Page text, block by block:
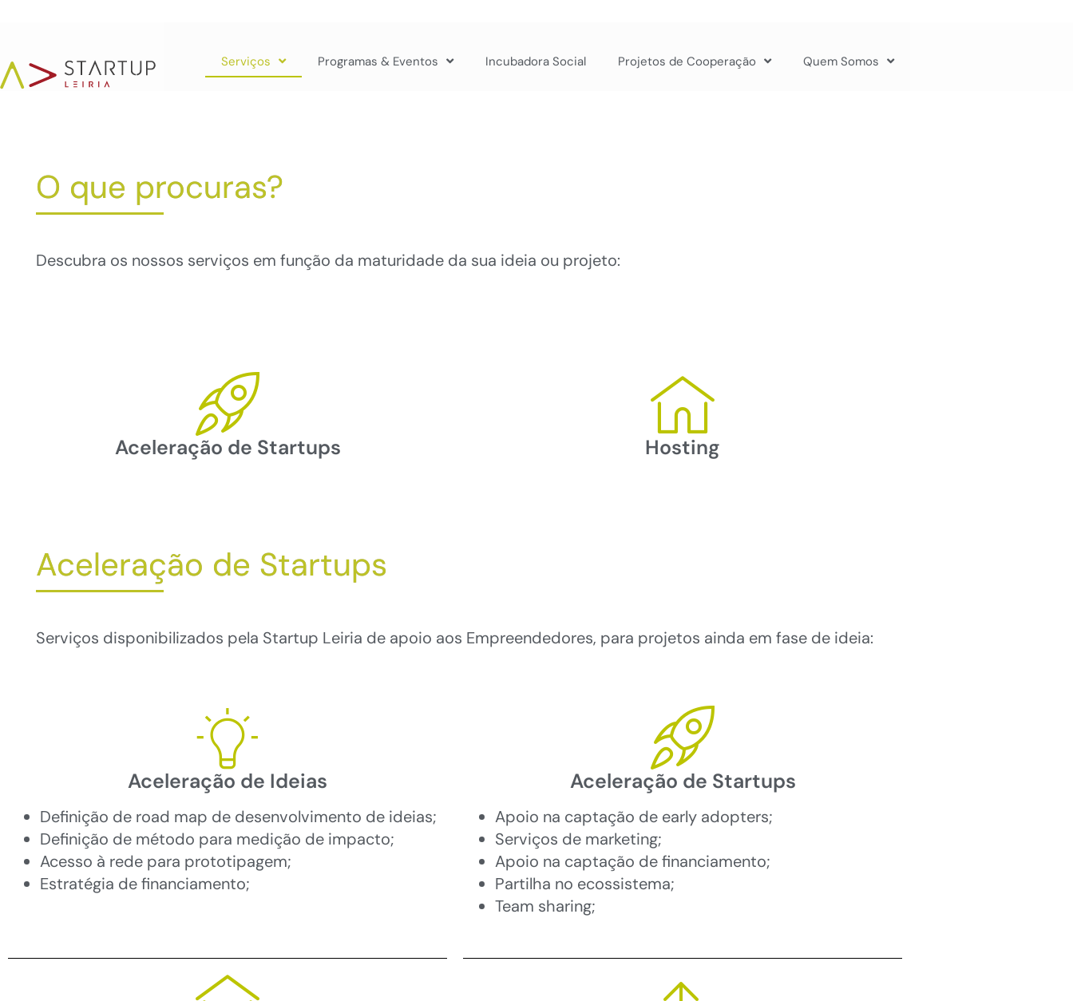
Serviços Programas & Eventos Incubadora Social Projetos de Cooperação Quem Somos
O que procuras?
Descubra os nossos serviços em função da maturidade da sua ideia ou projeto:
Aceleração de Startups Hosting
Aceleração de Startups
Serviços disponibilizados pela Startup Leiria de apoio aos Empreendedores, para projetos ainda em fase de ideia:
Aceleração de Ideias
Definição de road map de desenvolvimento de ideias;
Definição de método para medição de impacto;
Acesso à rede para prototipagem;
Estratégia de financiamento;
Aceleração de Startups
Apoio na captação de early adopters;
Serviços de marketing;
Apoio na captação de financiamento;
Partilha no ecossistema;
Team sharing;